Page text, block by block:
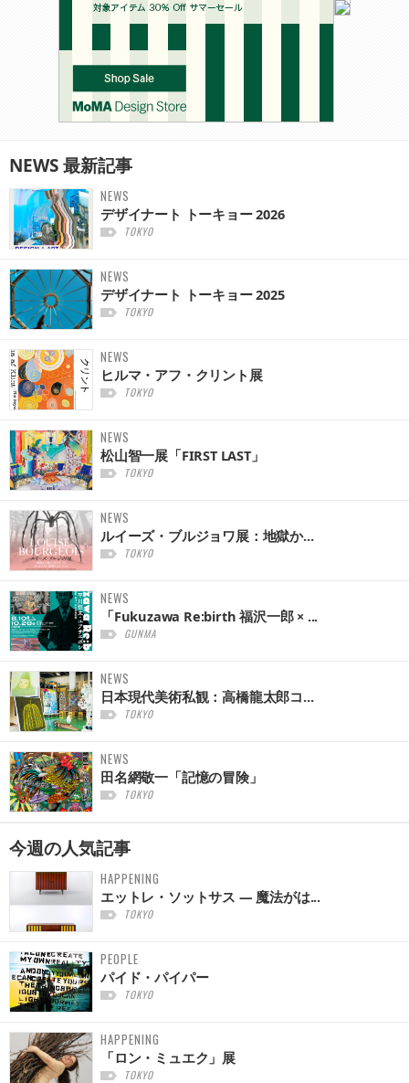
NEWS最新記事
NEWS
デザイナート トーキョー 2026
TOKYO
NEWS
デザイナート トーキョー 2025
TOKYO
NEWS
ヒルマ・アフ・クリント展
TOKYO
NEWS
松山智一展「FIRST LAST」
TOKYO
NEWS
ルイーズ・ブルジョワ展：地獄か...
TOKYO
NEWS
「Fukuzawa Re:birth 福沢一郎 × ...
GUNMA
NEWS
日本現代美術私観：高橋龍太郎コ...
TOKYO
NEWS
田名網敬一「記憶の冒険」
TOKYO
今週の人気記事
HAPPENING
エットレ・ソットサス — 魔法がは...
TOKYO
PEOPLE
パイド・パイパー
TOKYO
HAPPENING
「ロン・ミュエク」展
TOKYO